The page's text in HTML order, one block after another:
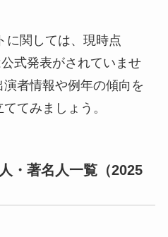
に関しては、現時点
式発表がされていませ
者情報や例年の傾向を
てみましょう。
・著名人一覧（2025